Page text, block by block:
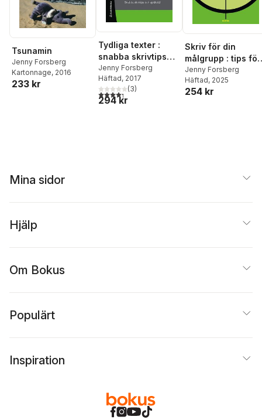
Tsunamin
Jenny Forsberg
Kartonnage, 2016
233 kr
Tydliga texter :
snabba skrivtips
och språkråd
Jenny Forsberg
Häftad, 2017
4,3utav 5 stjärnor. Totalt antal röster:
(3)
294 kr
Skriv för din
målgrupp : tips för
träffsäkra texter
Jenny Forsberg
Häftad, 2025
254 kr
Mina sidor
Hjälp
Om Bokus
Populärt
Inspiration